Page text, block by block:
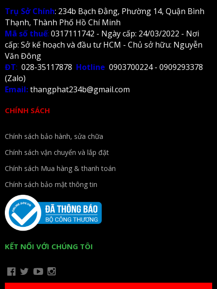
Trụ Sở Chính: 234b Bạch Đằng, Phường 14, Quận Bình
Thạnh, Thành Phố Hồ Chí Minh
Mã số thuế: 0317111742 - Ngày cấp: 24/03/2022 - Nơi
cấp: Sở kế hoạch và đầu tư HCM - Chủ sở hữu: Nguyễn
Văn Đông
ĐT: 028-35117878 Hotline 0903700224 - 0909293378
(Zalo)
Email:thangphat234b@gmail.com
CHÍNH SÁCH
Chính sách bảo hành, sửa chữa
Chính sách vận chuyển và lắp đặt
Chính sách Mua hàng & thanh toán
Chính sách bảo mật thông tin
KẾT NỐI VỚI CHÚNG TÔI